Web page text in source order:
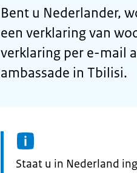
Bent u Nederlander,
een verklaring van
verklaring per e-mail
ambassade in Tbilisi.
Informatie:
Staat u in Nederland